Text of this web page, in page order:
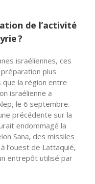
de l’activité
?
israéliennes, ces
plus
que la région entre
israélienne a
, le 6 septembre.
précédente sur la
endommagé la
Sana, des missiles
l’ouest de Lattaquié,
entrepôt utilisé par